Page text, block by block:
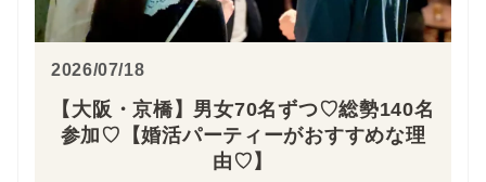
2026/07/18
【大阪・京橋】男女70名ずつ♡総勢140名
参加♡【婚活パーティーがおすすめな理
由♡】